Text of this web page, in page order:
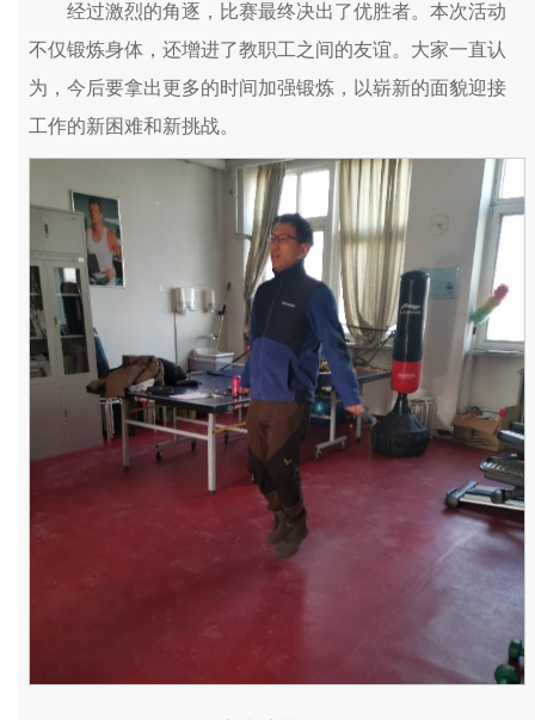
经过激烈的角逐，比赛最终决出了优胜者。本次活动
不仅锻炼身体，还增进了教职工之间的友谊。大家一直认
为，今后要拿出更多的时间加强锻炼，以崭新的面貌迎接
工作的新困难和新挑战。